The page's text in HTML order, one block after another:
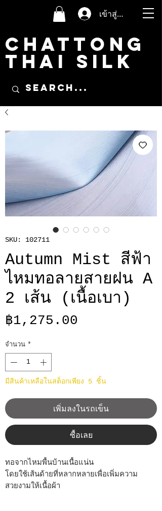
เข้าสู่ระบบ
CHATTONG
THAI SILK
SKU: 102711
Autumn Mist สีฟ้า
ไหมทอลายสายฝน A
2 เส้น (เนื้อเบา)
฿1,275.00
จำนวน *
มีสินค้าเหลือในสต็อกเพียง 5 ชิ้น
เพิ่มลงในรถเข็น
ซื้อเลย
ทอจากไหมพื้นบ้านเนื้อแน่น
โดยใช้เส้นด้ายที่หลากหลายเพื่อเพิ่มความ
สวยงามให้เนื้อผ้า